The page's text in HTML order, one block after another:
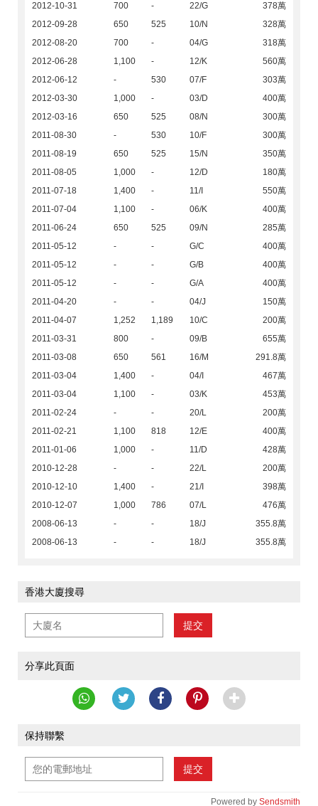
2012-10-31
700 - 22/G
378萬
2012-09-28
650 525 10/N
328萬
2012-08-20
700 - 04/G
318萬
2012-06-28
1,100 - 12/K
560萬
2012-06-12
- 530 07/F
303萬
2012-03-30
1,000 - 03/D
400萬
2012-03-16
650 525 08/N
300萬
2011-08-30
- 530 10/F
300萬
2011-08-19
650 525 15/N
350萬
2011-08-05
1,000 - 12/D
180萬
2011-07-18
1,400 - 11/I
550萬
2011-07-04
1,100 - 06/K
400萬
2011-06-24
650 525 09/N
285萬
2011-05-12
- - G/C
400萬
2011-05-12
- - G/B
400萬
2011-05-12
- - G/A
400萬
2011-04-20
- - 04/J
150萬
2011-04-07
1,252 1,189 10/C
200萬
2011-03-31
800 - 09/B
655萬
2011-03-08
650 561 16/M
291.8萬
2011-03-04
1,400 - 04/I
467萬
2011-03-04
1,100 - 03/K
453萬
2011-02-24
- - 20/L
200萬
2011-02-21
1,100 818 12/E
400萬
2011-01-06
1,000 - 11/D
428萬
2010-12-28
- - 22/L
200萬
2010-12-10
1,400 - 21/I
398萬
2010-12-07
1,000 786 07/L
476萬
2008-06-13
- - 18/J
355.8萬
2008-06-13
- - 18/J 355.8萬
香港大廈搜尋
提交
分享此頁面
保持聯繫
提交
Powered by Sendsmith